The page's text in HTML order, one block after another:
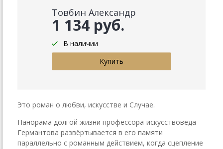
Товбин Александр
1 134 руб.
В наличии
Это роман о любви, искусстве и Случае.
Панорама долгой жизни профессора-искусствоведа
Германтова развёртывается в его памяти
параллельно с романным действием, когда сцепление